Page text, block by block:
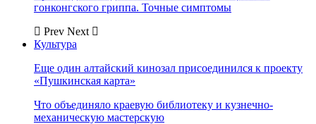
гонконгского гриппа. Точные симптомы
Prev Next
Культура
Еще один алтайский кинозал присоединился к проекту
«Пушкинская карта»
Что объединяло краевую библиотеку и кузнечно-
механическую мастерскую